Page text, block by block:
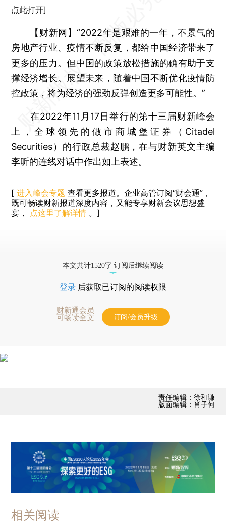
点此打开]
【财新网】“2022年是艰难的一年，不景气的
房地产行业、疫情不断反复，都给中国经济带来了
更多的压力。但中国的政策放松措施的确有助于支
撑经济增长。展望未来，随着中国不断优化疫情防
控政策，将为经济的强劲反弹创造更多可能性。”
在2022年11月17日举行的第十三届财新峰会
上，全球领先的做市商城堡证券（Citadel
Securities）的行政总裁赵鹏，在与财新英文主编
李昕的连线对话中作出如上表述。
[ 进入峰会专题 查看更多报道。企业高管订阅“财会通”，
既可畅读财新报道深度内容，又能专享财新会议思想盛
宴， 点这里了解详情 。]
本文共计1520字 订阅后继续阅读
登录 后获取已订阅的阅读权限
财新通会员
可畅读全文
订阅/会员升级
责任编辑：徐和谦
版面编辑：肖子何
相关阅读